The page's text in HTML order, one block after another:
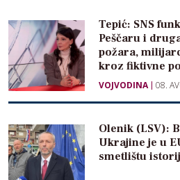
Tepić: SNS
Peščaru i
požara,
kroz fiktivne
VOJVODINA 08.
Olenik (LSV):
Ukrajine je u
smetlištu